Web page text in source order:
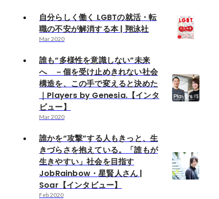
自分らしく働く LGBTの就活・転
職の不安が解消する本 | 翔泳社
Mar 2020
誰も“多様性を意識しない”未来
へ －個を受け止めきれない社会
構造を、この手で変えると決めた
｜Players by Genesia.【インタ
ビュー】
Mar 2020
誰かを“攻撃”する人もきっと、生
きづらさを抱えている。「誰もが
生きやすい」社会を目指す
JobRainbow・星賢人さん |
Soar【インタビュー】
Feb 2020